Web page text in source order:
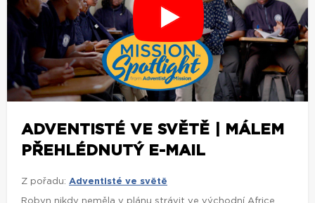
ADVENTISTÉ VE SVĚTĚ | MÁLEM
PŘEHLÉDNUTÝ E-MAIL
Z pořadu: Adventisté ve světě
Robyn nikdy neměla v plánu strávit ve východní Africe